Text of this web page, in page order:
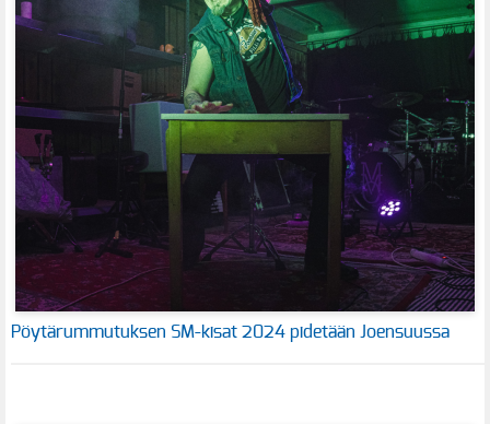
Pöytärummutuksen SM-kisat 2024 pidetään Joensuussa